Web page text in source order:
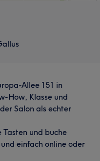
Allee 151 in
How, Klasse und
Salon als echter
und buche
einfach online oder